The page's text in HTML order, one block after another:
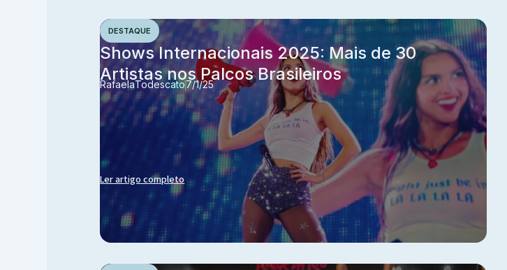
DESTAQUE
Shows Internacionais 2025: Mais de 30
Artistas nos Palcos Brasileiros
RafaelaTodescato7/1/25
Ler artigo completo